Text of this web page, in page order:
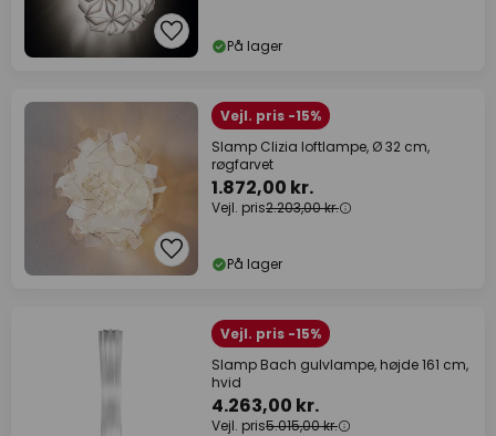
På lager
Vejl. pris -15%
Slamp Clizia loftlampe, Ø 32 cm,
røgfarvet
1.872,00 kr.
Vejl. pris2.203,00 kr.
På lager
Vejl. pris -15%
Slamp Bach gulvlampe, højde 161 cm,
hvid
4.263,00 kr.
Vejl. pris5.015,00 kr.